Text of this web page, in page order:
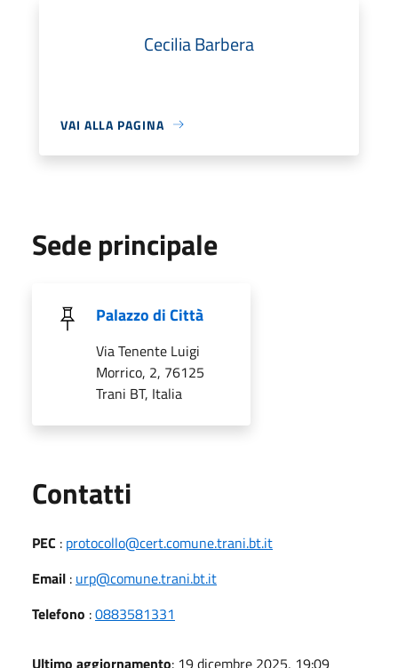
Cecilia Barbera
VAI ALLA PAGINA
Sede principale
Palazzo di Città
Via Tenente Luigi
Morrico, 2, 76125
Trani BT, Italia
Contatti
PEC : protocollo@cert.comune.trani.bt.it
Email : urp@comune.trani.bt.it
Telefono :0883581331
Ultimo aggiornamento: 19 dicembre 2025, 19:09